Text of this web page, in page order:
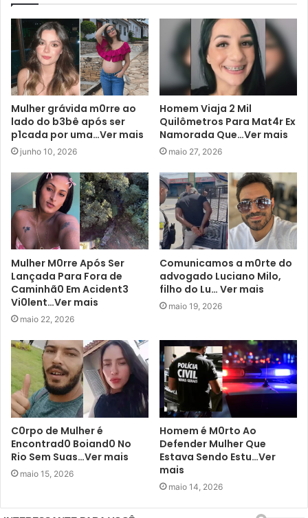
Mulher grávida m0rre ao
lado do b3bê após ser
p1cada por uma…Ver mais
junho 10, 2026
Homem Viaja 2 Mil
Quilômetros Para Mat4r Ex
Namorada Que…Ver mais
maio 27, 2026
Mulher M0rre Após Ser
Lançada Para Fora de
Caminhã0 Em Acident3
Vi0lent…Ver mais
maio 22, 2026
Comunicamos a m0rte do
advogado Luciano Milo,
filho do Lu… Ver mais
maio 19, 2026
C0rpo de Mulher é
Encontrad0 Boiand0 No
Rio Sem Suas…Ver mais
maio 15, 2026
Homem é M0rto Ao
Defender Mulher Que
Estava Sendo Estu…Ver
mais
maio 14, 2026